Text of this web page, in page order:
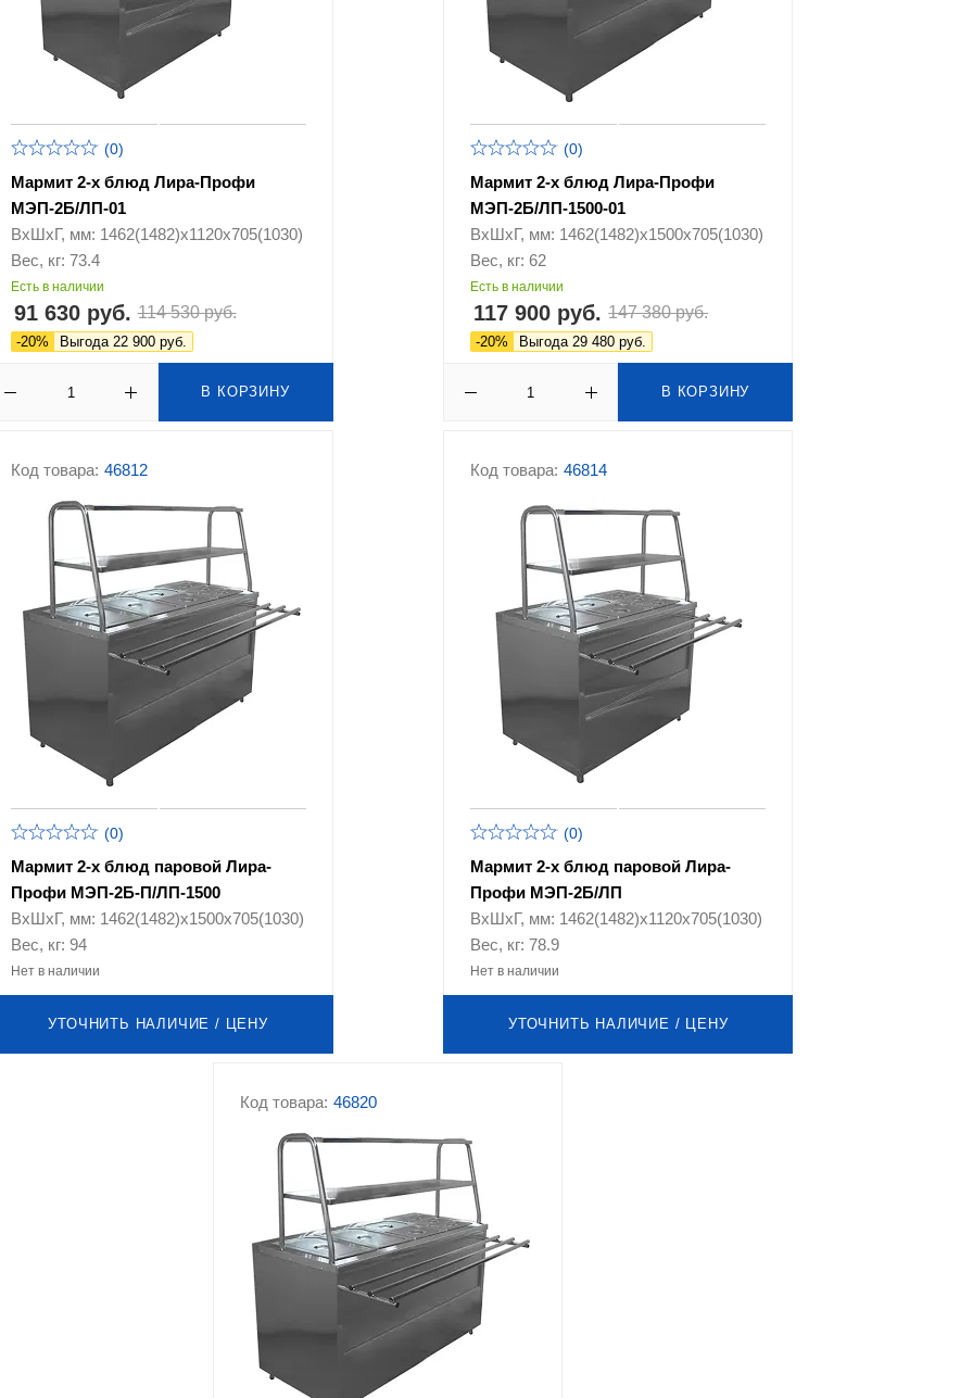
(0)
Мармит 2-х блюд Лира-Профи
МЭП-2Б/ЛП-01
ВхШхГ, мм: 1462(1482)х1120х705(1030)
Вес, кг: 73.4
Есть в наличии
91 630 руб. 114 530 руб.
-20% Выгода 22 900 руб.
В КОРЗИНУ
(0)
Мармит 2-х блюд Лира-Профи
МЭП-2Б/ЛП-1500-01
ВхШхГ, мм: 1462(1482)х1500х705(1030)
Вес, кг: 62
Есть в наличии
117 900 руб. 147 380 руб.
-20% Выгода 29 480 руб.
В КОРЗИНУ
Код товара: 46812
(0)
Мармит 2-х блюд паровой Лира-
Профи МЭП-2Б-П/ЛП-1500
ВхШхГ, мм: 1462(1482)х1500х705(1030)
Вес, кг: 94
Нет в наличии
УТОЧНИТЬ НАЛИЧИЕ / ЦЕНУ
Код товара: 46814
(0)
Мармит 2-х блюд паровой Лира-
Профи МЭП-2Б/ЛП
ВхШхГ, мм: 1462(1482)х1120х705(1030)
Вес, кг: 78.9
Нет в наличии
УТОЧНИТЬ НАЛИЧИЕ / ЦЕНУ
Код товара: 46820